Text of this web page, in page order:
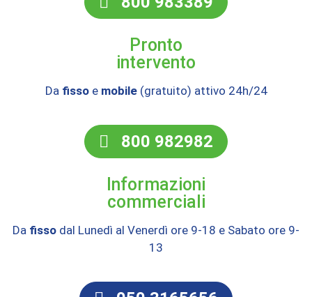
Pronto
intervento
Da fissoe mobile(gratuito) attivo 24h/24
800 982982
Informazioni
commerciali
Da fisso dal Lunedì al Venerdì ore 9-18 e Sabato ore 9-
13